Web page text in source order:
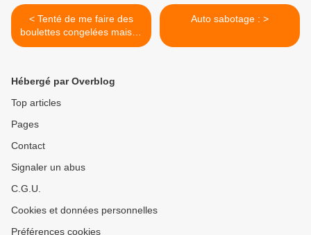
< Tenté de me faire des
boulettes congelées maison
:
Auto sabotage : >
Hébergé par Overblog
Top articles
Pages
Contact
Signaler un abus
C.G.U.
Cookies et données personnelles
Préférences cookies